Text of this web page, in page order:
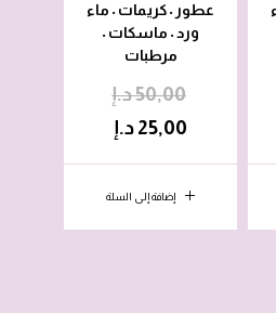
إضافة إلى السلة
عطور • كريمات • ماء
ورد • ماسكات •
مرطبات
50,00د.إ
25,00 د.إ